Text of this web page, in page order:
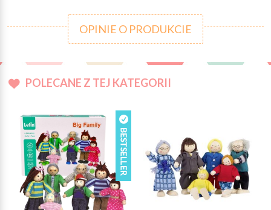
OPINIE O PRODUKCIE
POLECANE Z TEJ KATEGORII